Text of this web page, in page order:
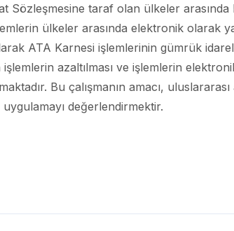
Sözleşmesine taraf olan ülkeler arasında
ülkeler arasında elektronik olarak
ATA Karnesi işlemlerinin gümrük
azaltılması ve işlemlerin
Bu çalışmanın amacı, uluslararası
değerlendirmektir.